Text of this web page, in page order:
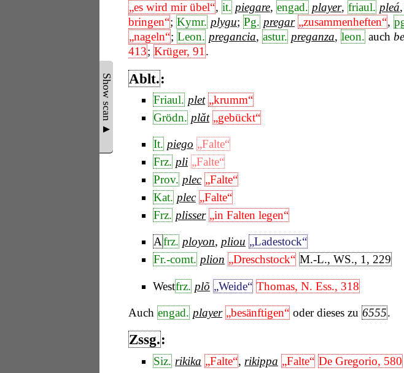
Show scan ▲
„es wird mir übel“, it. piegare, engad. player, friaul. pleá,
bringen“; Kymr. plygu; Pg. pregar „zusammenheften“,
„nageln“; Leon. pregancia, astur. preganza, leon. auch
413; Krüger, 91.
Ablt.:
Friaul. plet „krumm“
Grödn. plăt „gebückt“
It. piego „Falte“
Frz. pli „Falte“
Prov. plec „Falte“
Kat. plec „Falte“
Frz. plisser „in Falten legen“
Afrz. ployon, pliou „Ladestock“
Fr.-comt. plion „Dreschstock“ M.-L., WS., 1, 229
Westfrz. plõ „Weide“ Thomas, N. Ess., 318
Auch engad. player „besänftigen“ oder dieses zu 6555.
Zssg.:
Siz. rikika „Falte“, rikippa „Falte“ De Gregorio, 580